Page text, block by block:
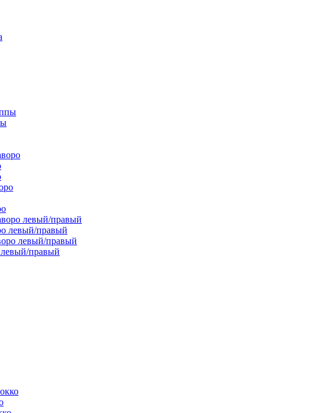
левый/правый
левый/правый
левый/правый
правый